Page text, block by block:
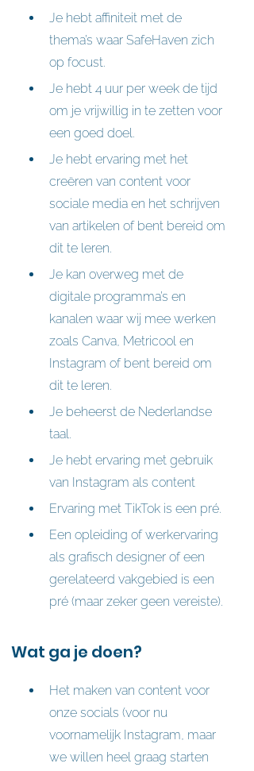
Je hebt affiniteit met de
thema’s waar SafeHaven zich
op focust.
Je hebt 4 uur per week de tijd
om je vrijwillig in te zetten voor
een goed doel.
Je hebt ervaring met het
creëren van content voor
sociale media en het schrijven
van artikelen of bent bereid om
dit te leren.
Je kan overweg met de
digitale programma’s en
kanalen waar wij mee werken
zoals Canva, Metricool en
Instagram of bent bereid om
dit te leren.
Je beheerst de Nederlandse
taal.
Je hebt ervaring met gebruik
van Instagram als content
Ervaring met TikTok is een pré.
Een opleiding of werkervaring
als grafisch designer of een
gerelateerd vakgebied is een
pré (maar zeker geen vereiste).
Wat ga je doen?
Het maken van content voor
onze socials (voor nu
voornamelijk Instagram, maar
we willen heel graag starten